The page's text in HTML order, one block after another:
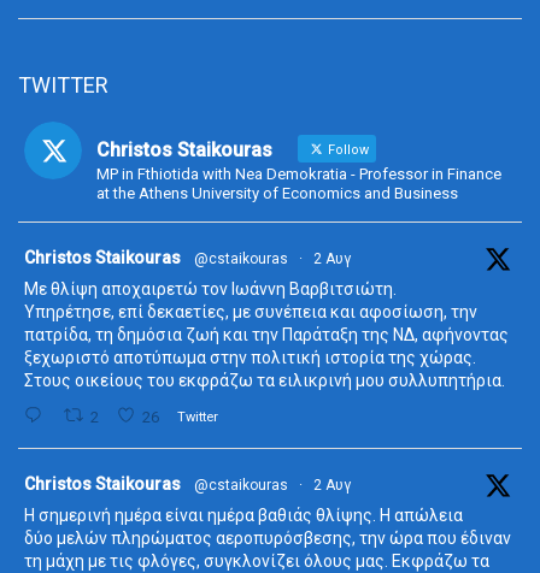
TWITTER
Christos Staikouras Follow
MP in Fthiotida with Nea Demokratia - Professor in Finance
at the Athens University of Economics and Business
Christos Staikouras @cstaikouras · 2 Αυγ
Με θλίψη αποχαιρετώ τον Ιωάννη Βαρβιτσιώτη.
Υπηρέτησε, επί δεκαετίες, με συνέπεια και αφοσίωση, την
πατρίδα, τη δημόσια ζωή και την Παράταξη της ΝΔ, αφήνοντας
ξεχωριστό αποτύπωμα στην πολιτική ιστορία της χώρας.
Στους οικείους του εκφράζω τα ειλικρινή μου συλλυπητήρια.
2 26 Twitter
Christos Staikouras @cstaikouras · 2 Αυγ
Η σημερινή ημέρα είναι ημέρα βαθιάς θλίψης. Η απώλεια
δύο μελών πληρώματος αεροπυρόσβεσης, την ώρα που έδιναν
τη μάχη με τις φλόγες, συγκλονίζει όλους μας. Εκφράζω τα